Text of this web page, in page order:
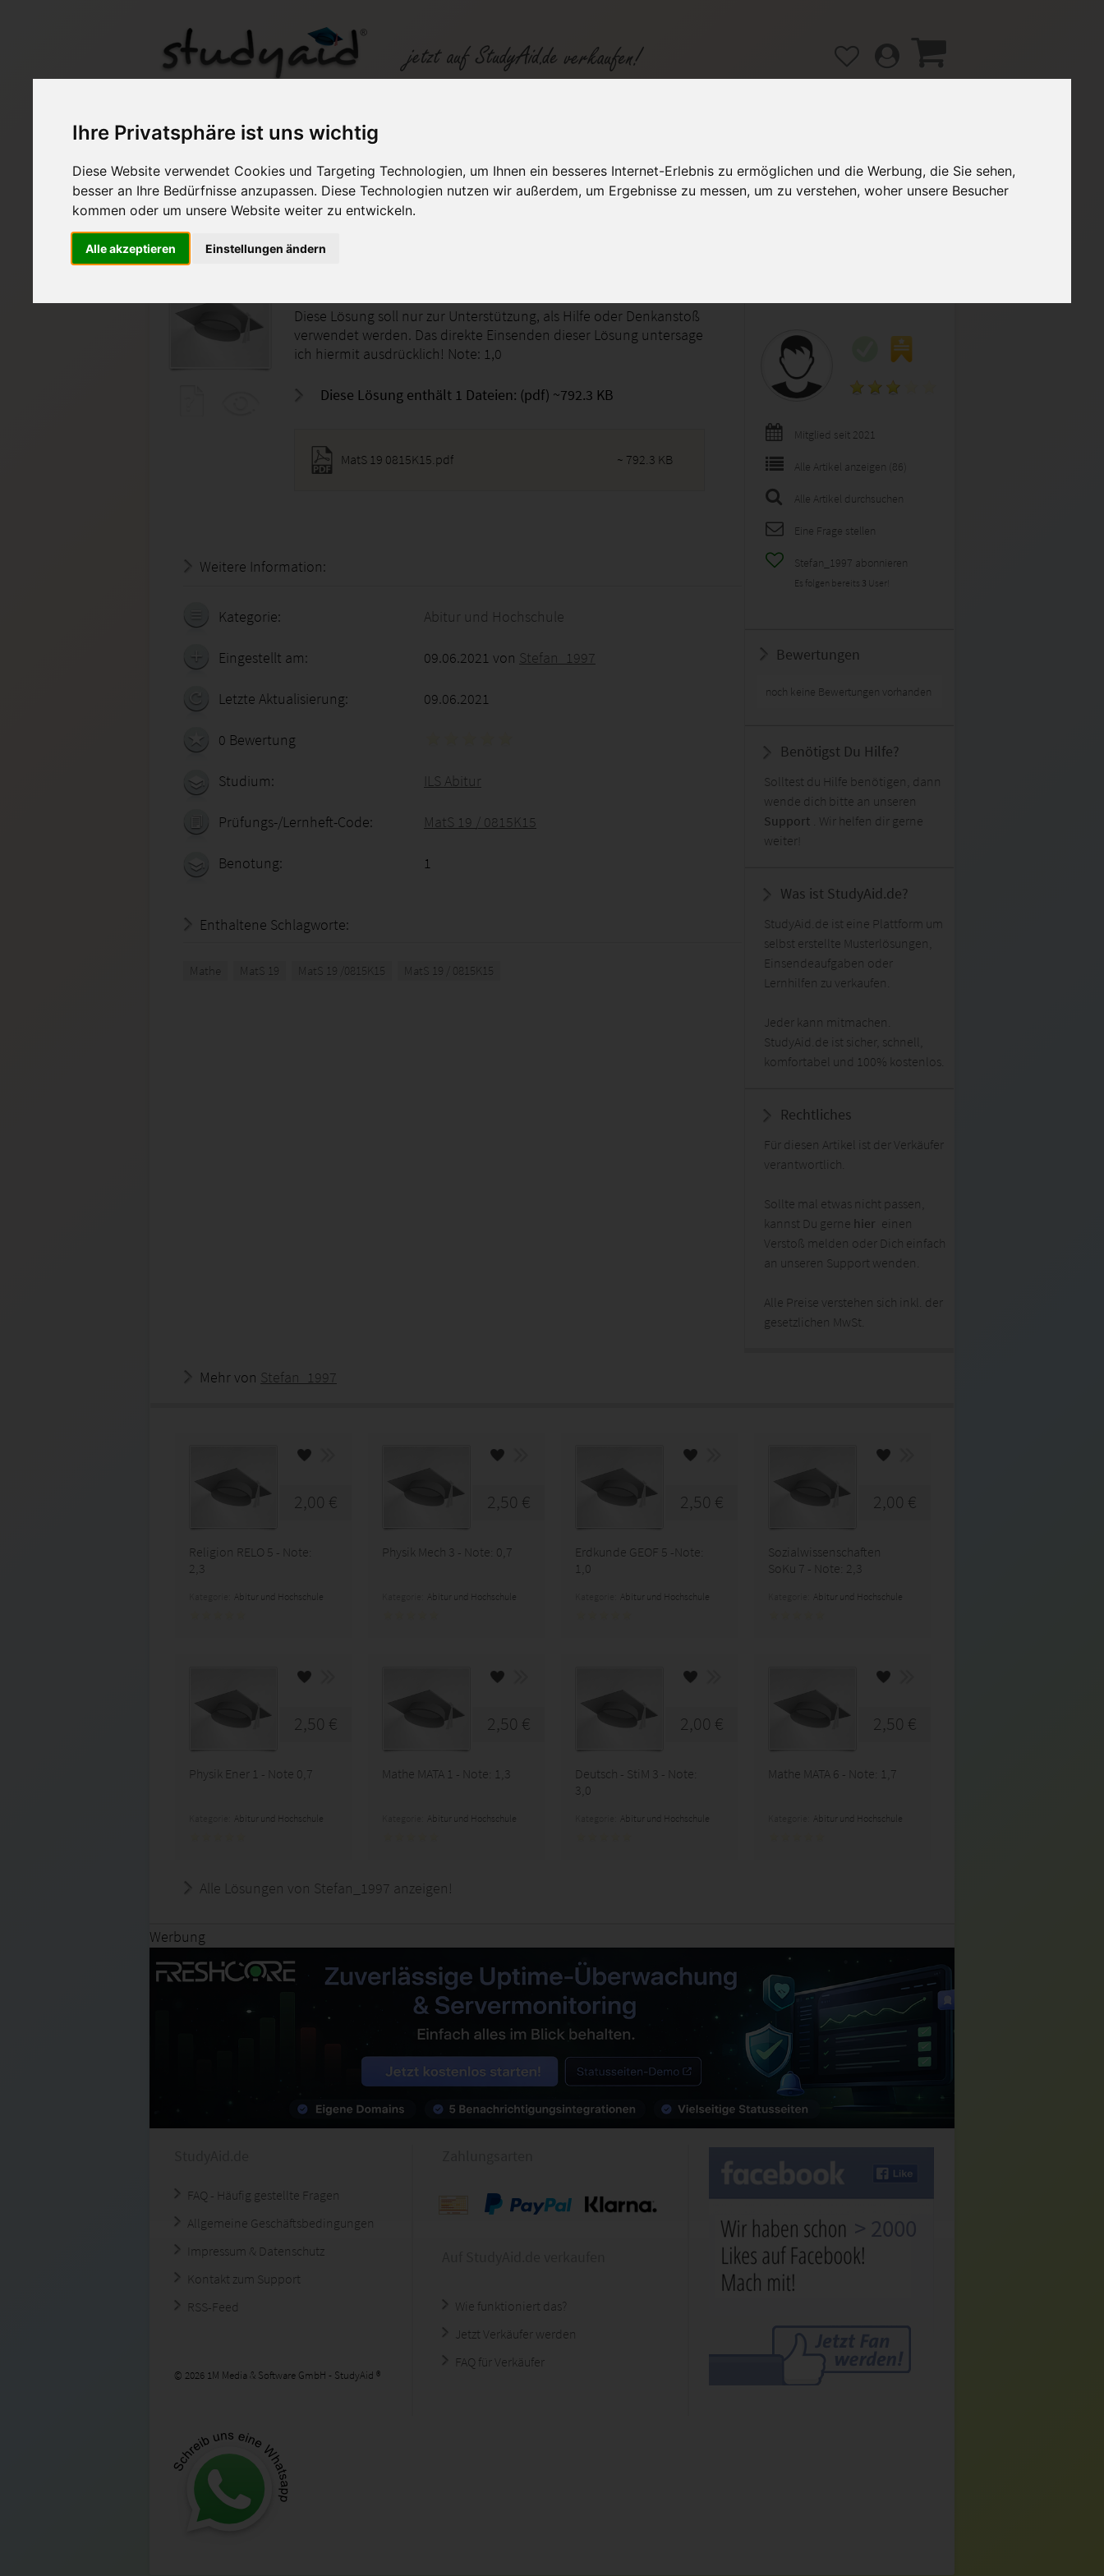
Ihre Privatsphäre ist uns wichtig
Diese Website verwendet Cookies und Targeting Technologien, um Ihnen ein besseres Internet-Erlebnis zu ermöglichen und die Werbung, die Sie sehen,
besser an Ihre Bedürfnisse anzupassen. Diese Technologien nutzen wir außerdem, um Ergebnisse zu messen, um zu verstehen, woher unsere Besucher
kommen oder um unsere Website weiter zu entwickeln.
Alle akzeptieren Einstellungen ändern
Mathe MatS 19 - Note: 1,0
Auf StudyAid.de verkaufen Kategorien Studiengänge / Lehrgänge Hilfe / FAQ
Diese Lösung soll nur zur Unterstützung, als Hilfe oder Denkanstoß
verwendet werden. Das direkte Einsenden dieser Lösung untersage
ich hiermit ausdrücklich! Note: 1,0
Diese Lösung enthält 1 Dateien: (pdf) ~792.3 KB
MatS 19 0815K15.pdf ~ 792.3 KB
Weitere Information:
Kategorie: Abitur und Hochschule
Eingestellt am: 09.06.2021 von Stefan_1997
Letzte Aktualisierung: 09.06.2021
0 Bewertung
Studium: ILS Abitur
Prüfungs-/Lernheft-Code: MatS 19 / 0815K15
Benotung: 1
Enthaltene Schlagworte:
Mathe MatS 19 MatS 19 /0815K15 MatS 19 / 0815K15
Mitglied seit 2021
Alle Artikel anzeigen (86)
Alle Artikel durchsuchen
Eine Frage stellen
Stefan_1997 abonnieren
Es folgen bereits 3 User!
Bewertungen
noch keine Bewertungen vorhanden
Benötigst Du Hilfe?
Solltest du Hilfe benötigen, dann
wende dich bitte an unseren
Support . Wir helfen dir gerne
weiter!
Was ist StudyAid.de?
StudyAid.de ist eine Plattform um
selbst erstellte Musterlösungen,
Einsendeaufgaben oder
Lernhilfen zu verkaufen.
Jeder kann mitmachen.
StudyAid.de ist sicher, schnell,
komfortabel und 100% kostenlos.
Rechtliches
Für diesen Artikel ist der Verkäufer
verantwortlich.
Sollte mal etwas nicht passen,
kannst Du gerne hier einen
Verstoß melden oder Dich einfach
an unseren Support wenden.
Alle Preise verstehen sich inkl. der
gesetzlichen MwSt.
Mehr von Stefan_1997
2,00 €
Religion RELO 5 - Note:
2,3
Abitur und Hochschule
2,50 €
Physik Mech 3 - Note: 0,7
Abitur und Hochschule
2,50 €
Erdkunde GEOF 5 -Note:
1,0
Abitur und Hochschule
2,00 €
Sozialwissenschaften
SoKu 7 - Note: 2,3
Abitur und Hochschule
2,50 €
Physik Ener 1 - Note 0,7
Abitur und Hochschule
2,50 €
Mathe MATA 1 - Note: 1,3
Abitur und Hochschule
2,00 €
Deutsch - StiM 3 - Note:
3,0
Abitur und Hochschule
2,50 €
Mathe MATA 6 - Note: 1,7
Abitur und Hochschule
Alle Lösungen von Stefan_1997 anzeigen!
Werbung
FAQ - Häufig gestellte Fragen
Allgemeine Geschäftsbedingungen
Impressum & Datenschutz
Kontakt zum Support
RSS-Feed
© 2026 1M Media & Software GmbH - StudyAid ®
Wie funktioniert das?
Jetzt Verkäufer werden
FAQ für Verkäufer
> 2000